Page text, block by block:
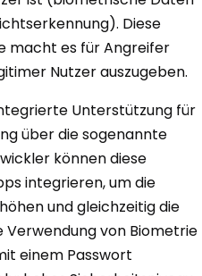
Diese
macht es für Angreifer
Nutzer auszugeben.
Unterstützung für
über die sogenannte
können diese
integrieren, um die
und gleichzeitig die
Verwendung von Biometrie
einem Passwort